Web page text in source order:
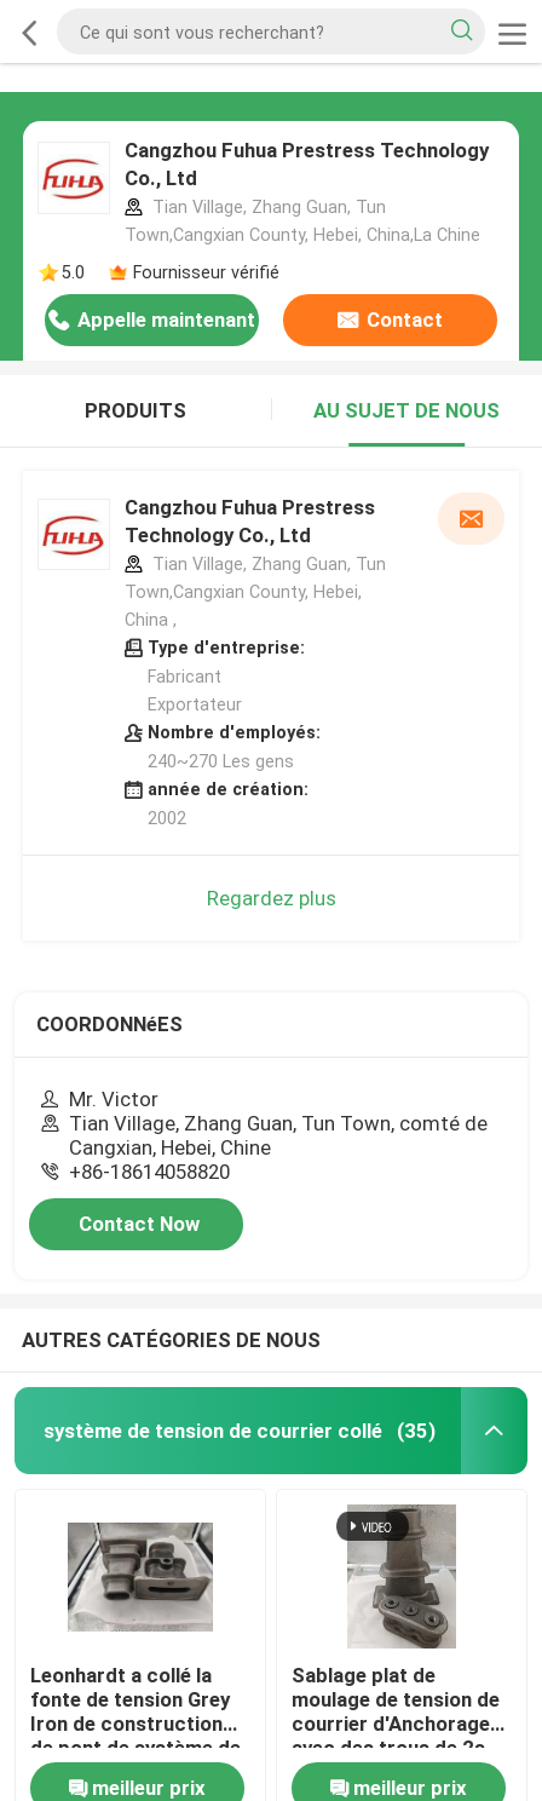
Cangzhou Fuhua Prestress Technology
Co., Ltd
Tian Village, Zhang Guan, Tun
Town,Cangxian County, Hebei, China,La Chine
5.0
Fournisseur vérifié
Appelle maintenant Contact
PRODUITS AU SUJET DE NOUS
Cangzhou Fuhua Prestress
Technology Co., Ltd
Tian Village, Zhang Guan, Tun
Town,Cangxian County, Hebei,
China ,
Type d'entreprise:
Fabricant
Exportateur
Nombre d'employés:
240~270 Les gens
année de création:
2002
Regardez plus
COORDONNéES
Mr. Victor
Tian Village, Zhang Guan, Tun Town, comté de
Cangxian, Hebei, Chine
+86-18614058820
Contact Now
AUTRES CATÉGORIES DE NOUS
système de tension de courrier collé (35)
Leonhardt a collé la
fonte de tension Grey
Iron de construction
de pont de système de
courrier
meilleur prix
Sablage plat de
moulage de tension de
courrier d'Anchorage
avec des trous de 2s
3s
meilleur prix